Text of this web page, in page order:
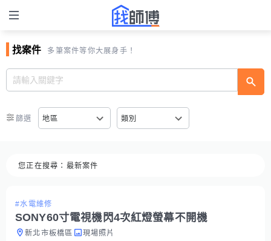
找案件 多筆案件等你大展身手！
篩選 地區 類別
您正在搜尋： 最新案件
#水電維修
SONY60寸電視機閃4次紅燈螢幕不開機
新北市板橋區 現場照片